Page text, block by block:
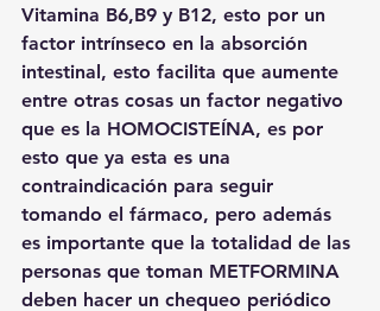
Vitamina B6,B9 y B12, esto por un
factor intrínseco en la absorción
intestinal, esto facilita que aumente
entre otras cosas un factor negativo
que es la HOMOCISTEÍNA, es por
esto que ya esta es una
contraindicación para seguir
tomando el fármaco, pero además
es importante que la totalidad de las
personas que toman METFORMINA
deben hacer un chequeo periódico